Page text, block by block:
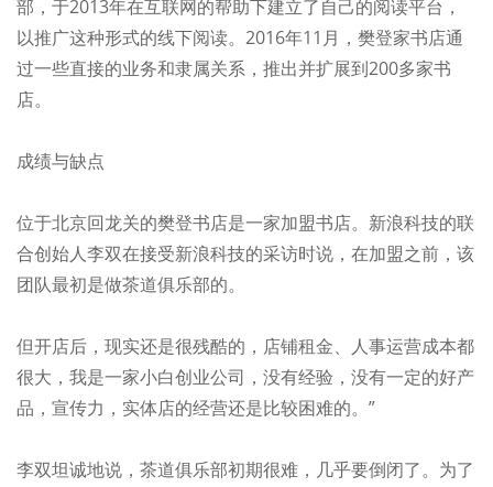
部，于2013年在互联网的帮助下建立了自己的阅读平台，
以推广这种形式的线下阅读。2016年11月，樊登家书店通
过一些直接的业务和隶属关系，推出并扩展到200多家书
店。
成绩与缺点
位于北京回龙关的樊登书店是一家加盟书店。新浪科技的联
合创始人李双在接受新浪科技的采访时说，在加盟之前，该
团队最初是做茶道俱乐部的。
但开店后，现实还是很残酷的，店铺租金、人事运营成本都
很大，我是一家小白创业公司，没有经验，没有一定的好产
品，宣传力，实体店的经营还是比较困难的。”
李双坦诚地说，茶道俱乐部初期很难，几乎要倒闭了。为了